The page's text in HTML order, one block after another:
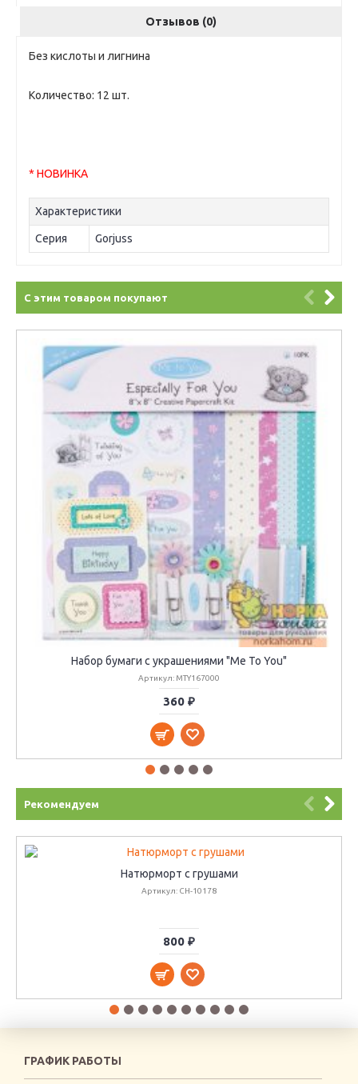
Отзывов (0)
Без кислоты и лигнина
Количество: 12 шт.
* НОВИНКА
Характеристики
Серия Gorjuss
С этим товаром покупают
Набор бумаги с украшениями "Me To You"
Артикул: MTY167000
360 ₽
Рекомендуем
Натюрморт с грушами
Артикул: CH-10178
800 ₽
ГРАФИК РАБОТЫ